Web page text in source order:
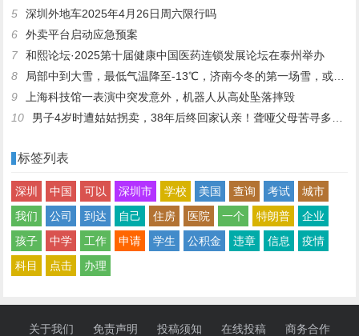
5
深圳外地车2025年4月26日周六限行吗
6
外卖平台启动应急预案
7
和熙论坛·2025第十届健康中国医药连锁发展论坛在泰州举办
8
局部中到大雪，最低气温降至-13℃，济南今冬的第一场雪，或跟去年同一时间！
9
上海科技馆一表演中突发意外，机器人从高处坠落摔毁
10
男子4岁时遭姑姑拐卖，38年后终回家认亲！聋哑父母苦寻多年，母亲已抱憾离世丨红星寻人
标签列表
深圳 中国 可以 深圳市 学校 美国 查询 考试
城市
我们
公司 到达 自己 住房 医院 一个 特朗普
企业
孩子
中学 工作 申请 学生 公积金 违章 信息
疫情
科目
点击 办理
关于我们 免责声明 投稿须知 在线投稿 商务合作